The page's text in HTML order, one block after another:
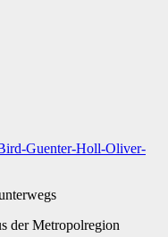
der Metropolregion